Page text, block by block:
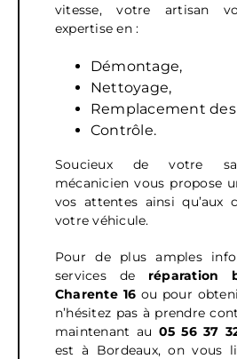
vitesse, votre artisan
expertise en :
Démontage,
Nettoyage,
Remplacement
Contrôle.
Soucieux de votre
mécanicien vous propose
vos attentes ainsi qu’aux
votre véhicule.
Pour de plus amples
services de réparation
Charente 16 ou pour
n’hésitez pas à prendre
maintenant au 05 56 37
est à Bordeaux, on vous